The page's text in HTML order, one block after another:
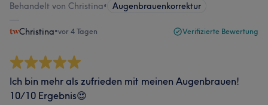
Behandelt von Christina• Augenbrauenkorrektur
Christina•vor 4 Tagen Verifizierte Bewertung
Ich bin mehr als zufrieden mit meinen Augenbrauen!
10/10 Ergebnis😍